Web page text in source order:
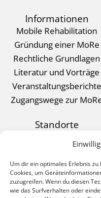
Um dir ein optimales Erlebnis
Cookies, um
zuzugreifen. Wenn du diesen
wie das Surfverhalten oder
Informationen
Mobile Rehabilitation
Gründung einer MoRe
Rechtliche Grundlagen
Literatur und Vorträge
Veranstaltungsberichte
Zugangswege zur
Standorte
Kontakt
Impressum